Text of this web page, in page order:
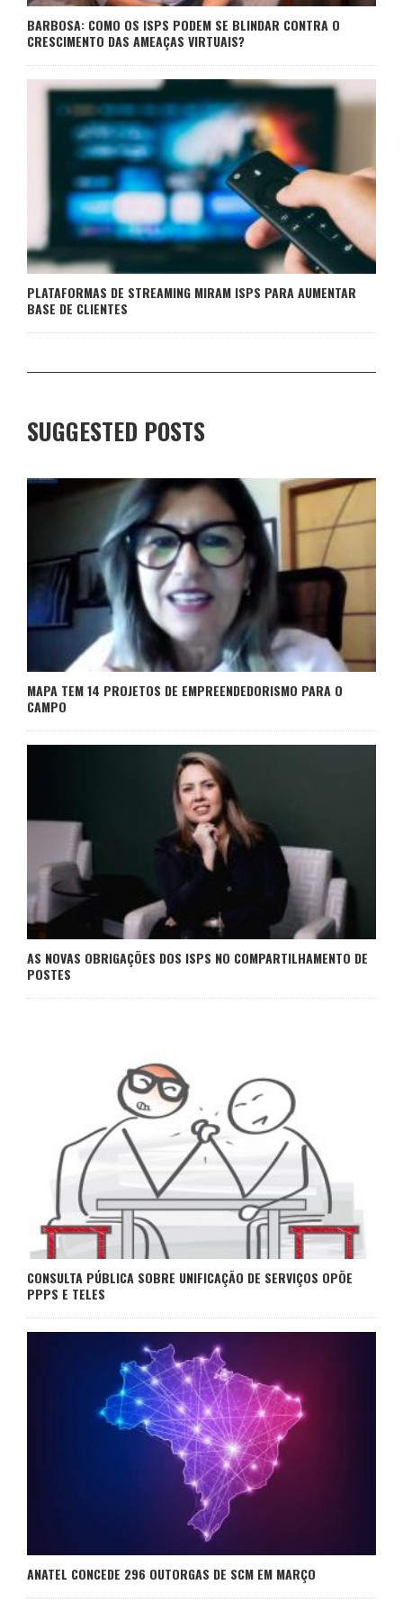
BARBOSA: COMO OS ISPS PODEM SE BLINDAR CONTRA O
CRESCIMENTO DAS AMEAÇAS VIRTUAIS?
PLATAFORMAS DE STREAMING MIRAM ISPS PARA AUMENTAR
BASE DE CLIENTES
SUGGESTED POSTS
MAPA TEM 14 PROJETOS DE EMPREENDEDORISMO PARA O
CAMPO
AS NOVAS OBRIGAÇÕES DOS ISPS NO COMPARTILHAMENTO DE
POSTES
CONSULTA PÚBLICA SOBRE UNIFICAÇÃO DE SERVIÇOS OPÕE
PPPS E TELES
ANATEL CONCEDE 296 OUTORGAS DE SCM EM MARÇO